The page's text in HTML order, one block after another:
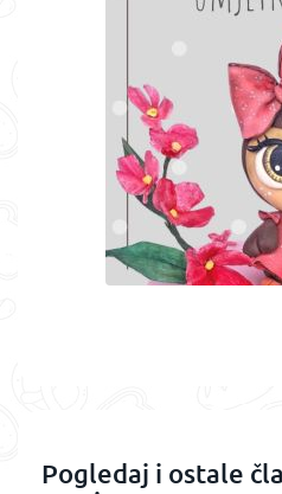
Pogledaj i ostale